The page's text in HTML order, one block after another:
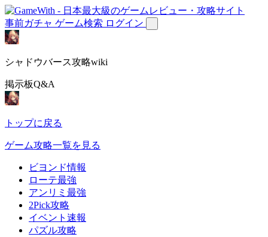
事前ガチャ ゲーム検索 ログイン
シャドウバース攻略wiki
掲示板Q&A
トップに戻る
ゲーム攻略一覧を見る
ビヨンド情報
ローテ最強
アンリミ最強
2Pick攻略
イベント速報
パズル攻略